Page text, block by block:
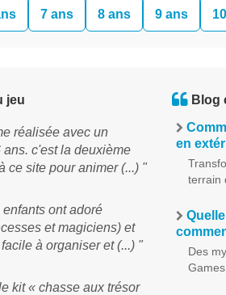
7 ans 8 ans 9 ans
jeu
réalisée avec un
c'est la deuxième
ce site pour animer (...) "
enfants ont adoré
et magiciens) et
à organiser et (...) "
kit « chasse aux trésor
Blog
en
terrain
Des